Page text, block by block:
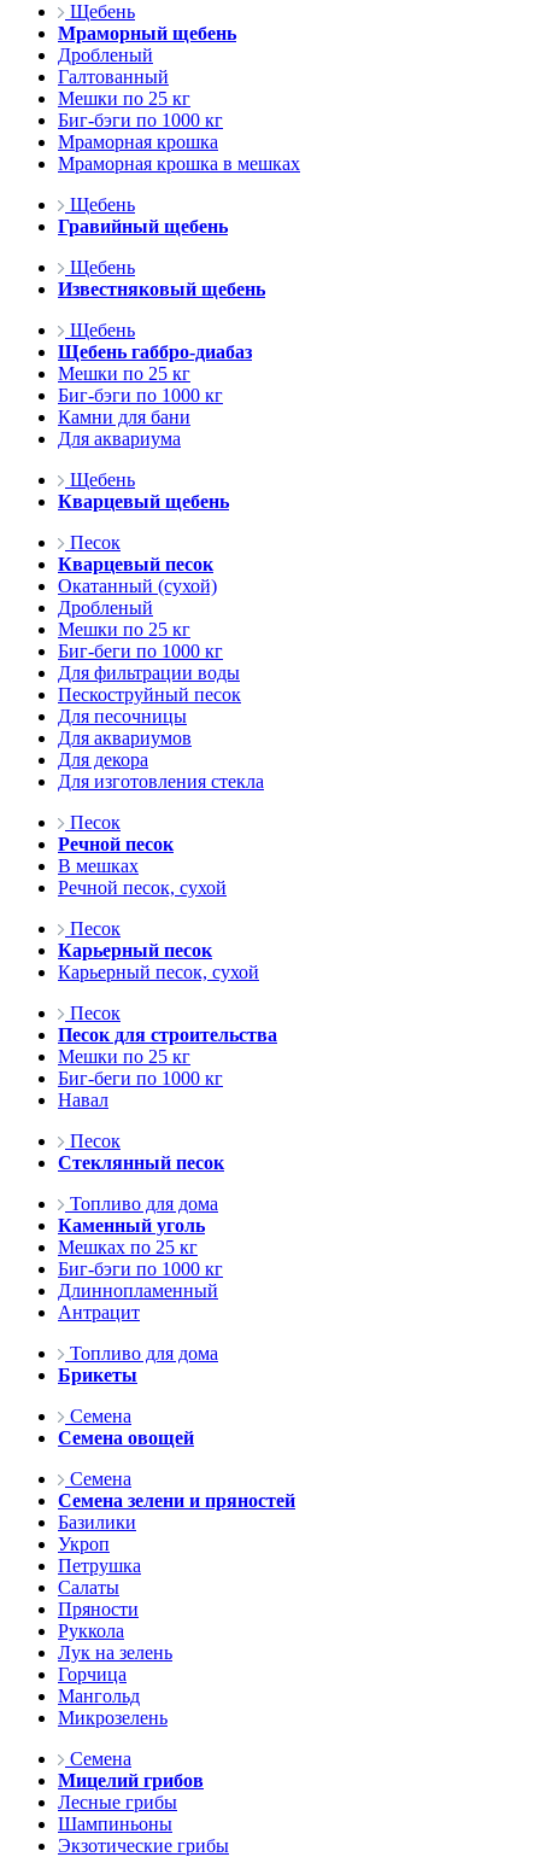
Щебень
Мраморный щебень
Дробленый
Галтованный
Мешки по 25 кг
Биг-бэги по 1000 кг
Мраморная крошка
Мраморная крошка в мешках
Щебень
Гравийный щебень
Щебень
Известняковый щебень
Щебень
Щебень габбро-диабаз
Мешки по 25 кг
Биг-бэги по 1000 кг
Камни для бани
Для аквариума
Щебень
Кварцевый щебень
Песок
Кварцевый песок
Окатанный (сухой)
Дробленый
Мешки по 25 кг
Биг-беги по 1000 кг
Для фильтрации воды
Пескоструйный песок
Для песочницы
Для аквариумов
Для декора
Для изготовления стекла
Песок
Речной песок
В мешках
Речной песок, сухой
Песок
Карьерный песок
Карьерный песок, сухой
Песок
Песок для строительства
Мешки по 25 кг
Биг-беги по 1000 кг
Навал
Песок
Стеклянный песок
Топливо для дома
Каменный уголь
Мешках по 25 кг
Биг-бэги по 1000 кг
Длиннопламенный
Антрацит
Топливо для дома
Брикеты
Семена
Семена овощей
Семена
Семена зелени и пряностей
Базилики
Укроп
Петрушка
Салаты
Пряности
Руккола
Лук на зелень
Горчица
Мангольд
Микрозелень
Семена
Мицелий грибов
Лесные грибы
Шампиньоны
Экзотические грибы